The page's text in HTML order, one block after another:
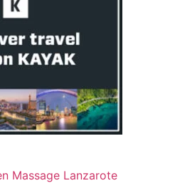
Massage Lanzarote